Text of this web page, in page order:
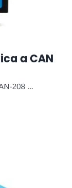
a CAN
208 ...